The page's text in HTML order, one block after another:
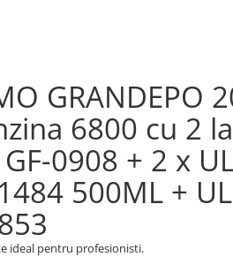
GRANDEPO
6800 cu 2
0908 + 2 x
500ML +
ideal pentru profesionisti.